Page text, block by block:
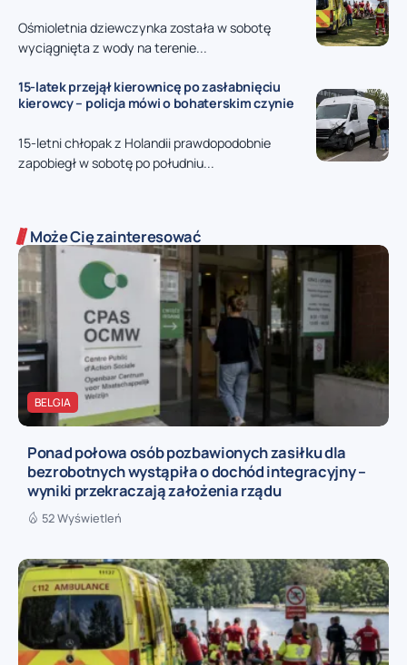
Ośmioletnia dziewczynka została w sobotę
wyciągnięta z wody na terenie...
15-latek przejął kierownicę po zasłabnięciu
kierowcy – policja mówi o bohaterskim czynie
15-letni chłopak z Holandii prawdopodobnie
zapobiegł w sobotę po południu...
Może Cię zainteresować
BELGIA
Ponad połowa osób pozbawionych zasiłku dla
bezrobotnych wystąpiła o dochód integracyjny –
wyniki przekraczają założenia rządu
52 Wyświetleń